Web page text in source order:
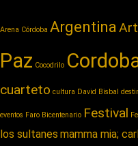
Arena Córdoba Argentina
Paz Cocodrilo
cuarteto cultura David Bisbal
eventos Faro Bicentenario Festival
los sultanes mamma mia;